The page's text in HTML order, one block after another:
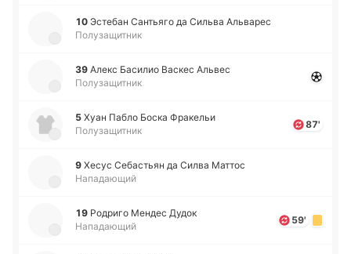
10 Эсте­бан Са­нтья­го да Сильва Альва­рес
Полузащитник
39 Алекс Ба­си­лио Васкес Альвес
Полузащитник
5 Хуан Пабло Боска Фра­ке­льи
Полузащитник
87'
9 Хесус Се­ба­стьян да Силва Маттос
Нападающий
19 Ро­дри­го Мендес Дудок
Нападающий
59'